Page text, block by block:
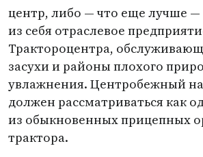
центр, либо — что еще лучше —
из себя отраслевое
Трактороцентра,
засухи и районы плохого
увлажнения. Центробежный
должен рассматриваться как
из обыкновенных прицепных
трактора.